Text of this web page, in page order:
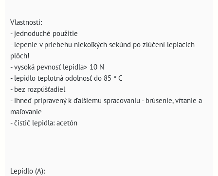
Vlastnosti:
- jednoduché použitie
- lepenie v priebehu niekoľkých sekúnd po zlúčení lepiacich
plôch!
- vysoká pevnosť lepidla> 10 N
- lepidlo teplotná odolnosť do 85 ° C
- bez rozpúšťadiel
- ihneď pripravený k ďalšiemu spracovaniu - brúsenie, vŕtanie a
maľovanie
- čistič lepidla: acetón
Lepidlo (A):